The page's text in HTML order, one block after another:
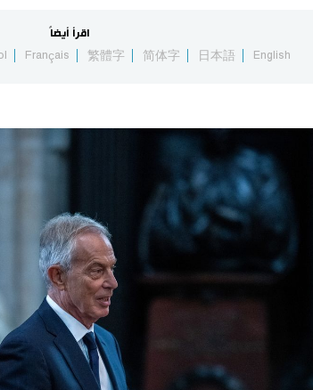
اقرأ أيضاً
English
日本語
简体字
繁體字
Français